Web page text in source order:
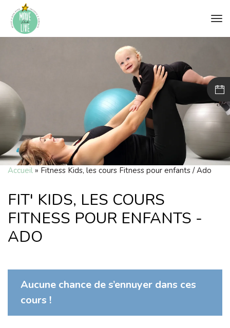
Accueil » Fitness Kids, les cours Fitness pour enfants / Ado
FIT' KIDS, LES COURS
FITNESS POUR ENFANTS -
ADO
Aucune chance de s’ennuyer dans ces
cours !